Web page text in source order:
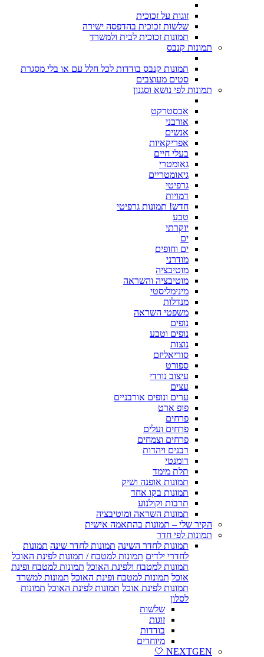
זוגות על זכוכית
שלשות זכוכית בהדפסה ישירה
תמונות זכוכית לבית ולמשרד
תמונות קנבס
תמונות קנבס בודדות לכל חלל עם או בלי מסגרת
סטים מעוצבים
תמונות לפי נושא וסגנון
אבסטרקט
אורבני
אנשים
אפריקאיות
בעלי חיים
גאומטרי
גיאומטריים
גרפיטי
דמויות
חדש! תמונות גרפיטי
טבע
יוקרתי
ים
ים וחופים
מודרני
מוטיבציה
מוטיבציה והשראה
מינימליסטי
מנדלות
משפטי השראה
נופים
נופים וטבע
נוצות
סוריאליזם
ספורט
עיצוב נורדי
עצים
ערים ונופים אורבניים
פופ ארט
פרחים
פרחים ועלים
פרחים וצמחים
רבנים ויהדות
רומנטי
תלת מימד
תמונות אופנה ושיק
תמונות בקו אחד
תרבות וקולנוע
תמונות השראה ומוטיבציה
הקיר שלי – תמונות בהתאמה אישית
תמונות לפי חדר
תמונות לחדר השינה תמונות לחדר שינה תמונות
לחדרי ילדים תמונות למטבח / תמונות לפינת האוכל
תמונות למטבח ולפינת האוכל תמונות למטבח ופינת
אוכל תמונות למטבח ופינת האוכל תמונות למשרד
תמונות לפינת אוכל תמונות לפינת האוכל תמונות
לסלון
שלשות
זוגות
בודדות
מיוחדים
NEXTGEN 🤍